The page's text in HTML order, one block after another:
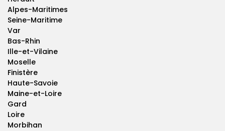
Alpes-Maritimes
Seine-Maritime
Var
Bas-Rhin
Ille-et-Vilaine
Moselle
Finistère
Haute-Savoie
Maine-et-Loire
Gard
Loire
Morbihan